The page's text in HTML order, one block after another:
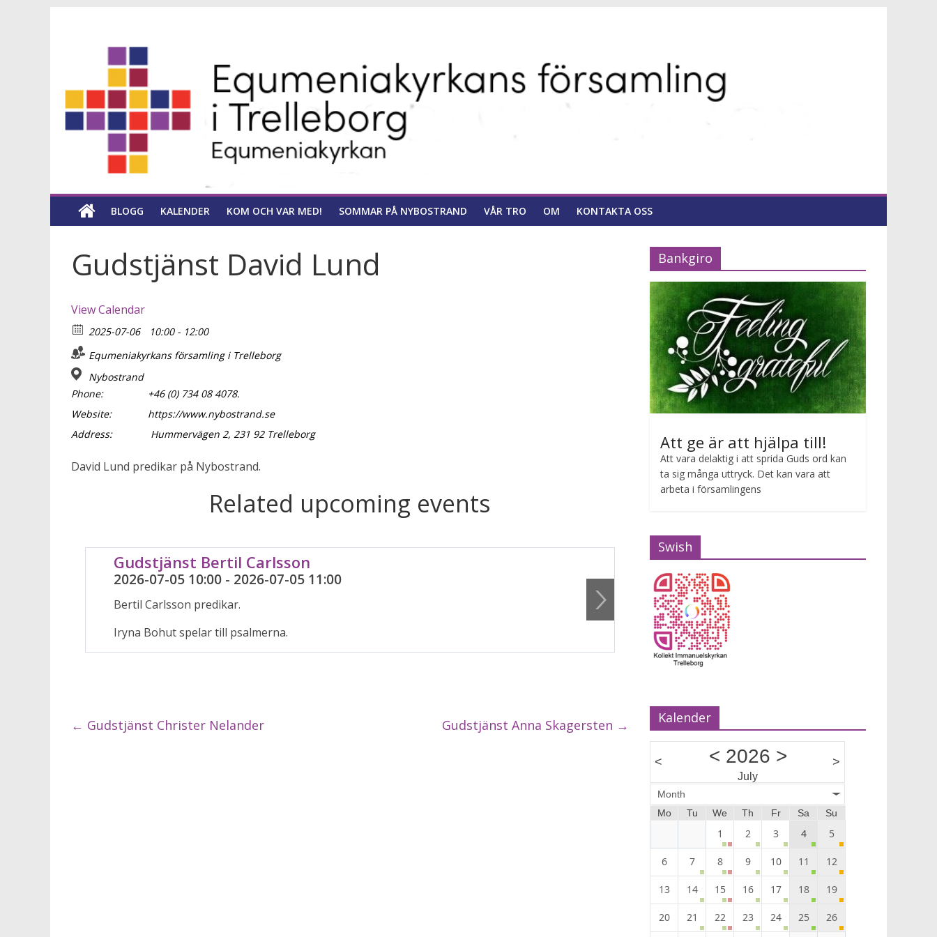
Equmeniakyrkans
församling
i
Trelleborg
kyrka
för
BLOGG KALENDER KOM OCH VAR MED! SOMMAR PÅ NYBOSTRAND VÅR TRO OM KONTAKTA OSS
Gudstjänst David Lund
View Calendar
2025-07-06
10:00 - 12:00
Equmeniakyrkans församling i Trelleborg
Nybostrand
Phone:
+46 (0) 734 08 4078.
Website:
https://www.nybostrand.se
Address:
Hummervägen 2, 231 92 Trelleborg
David Lund predikar på Nybostrand.
Related upcoming events
Gudstjänst Bertil Carlsson
2026-07-05 10:00 - 2026-07-05 11:00
Bertil Carlsson predikar.
Iryna Bohut spelar till psalmerna.
Gudstjänst Maria van Zijl
2026-07-12 10:00 - 2026-07-12 11:00
Maria van Zijl predikar.
Musik Ann-Louise Almback.
← Gudstjänst Christer Nelander Gudstjänst Anna Skagersten →
Bankgiro
Att ge är att hjälpa till!
Att vara delaktig i att sprida Guds ord kan
ta sig många uttryck. Det kan vara att
arbeta i församlingens
Swish
Kalender
< < 2026 >
July
>
Month
Mo
Tu We Th Fr Sa Su
1 2 3 4 5
6 7 8 9 10 11 12
13 14 15 16 17 18 19
20 21 22 23 24 25 26